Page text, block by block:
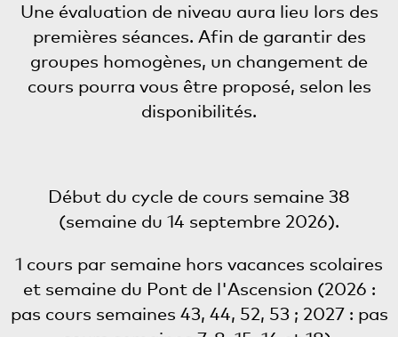
Une évaluation de niveau aura lieu lors des
premières séances. Afin de garantir des
groupes homogènes, un changement de
cours pourra vous être proposé, selon les
disponibilités.
Début du cycle de cours semaine 38
(semaine du 14 septembre 2026).
1 cours par semaine hors vacances scolaires
et semaine du Pont de l'Ascension (2026 :
pas cours semaines 43, 44, 52, 53 ; 2027 : pas